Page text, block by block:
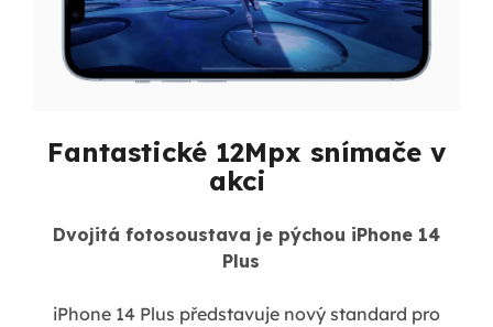
Fantastické 12Mpx snímače v
akci
Dvojitá fotosoustava je pýchou iPhone 14
Plus
iPhone 14 Plus představuje nový standard pro